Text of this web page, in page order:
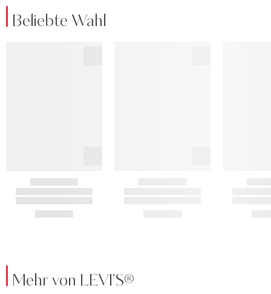
Beliebte Wahl
Mehr von LEVI'S®